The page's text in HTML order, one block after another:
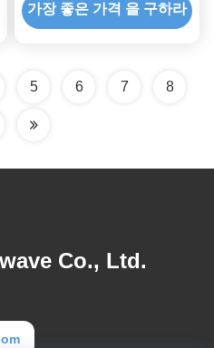
가장 좋은 가격 을 구하라
5 6 7 8
Co., Ltd.